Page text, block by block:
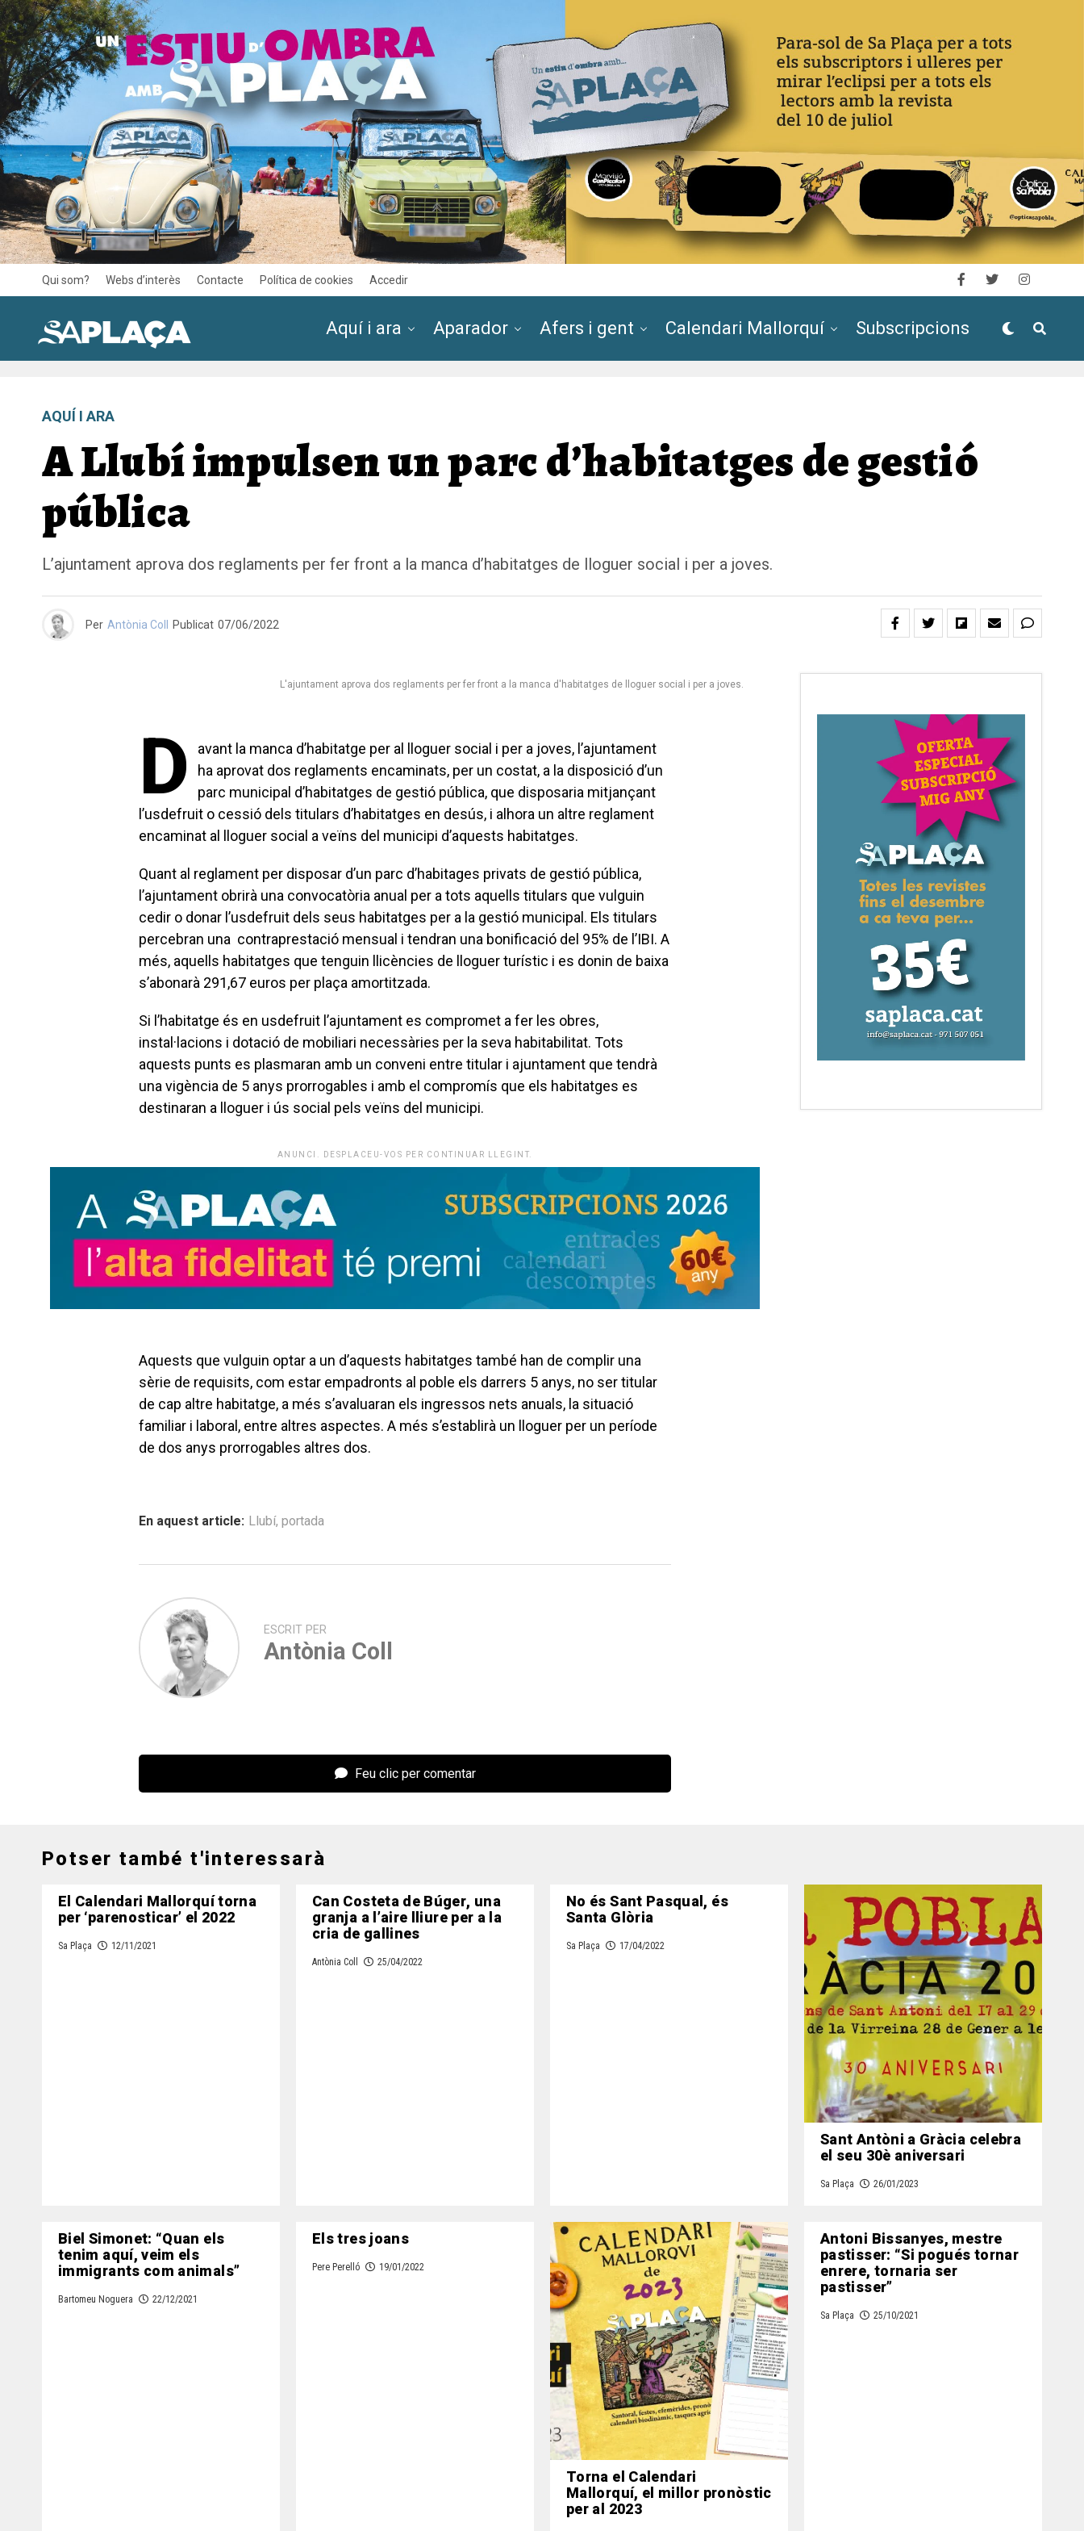
Qui som? Webs d’interès Contacte Política de cookies Accedir
Aquí i ara Aparador Afers i gent Calendari Mallorquí Subscripcions
AQUÍ I ARA
A Llubí impulsen un parc d’habitatges de gestió
pública
L’ajuntament aprova dos reglaments per fer front a la manca d’habitatges de lloguer social i per a joves.
Per Antònia Coll Publicat 07/06/2022
L'ajuntament aprova dos reglaments per fer front a la manca d'habitatges de lloguer social i per a joves.
D
avant la manca d’habitatge per al lloguer social i per a joves, l’ajuntament
ha aprovat dos reglaments encaminats, per un costat, a la disposició d’un
parc municipal d’habitatges de gestió pública, que disposaria mitjançant
l’usdefruit o cessió dels titulars d’habitatges en desús, i alhora un altre reglament
encaminat al lloguer social a veïns del municipi d’aquests habitatges.
Quant al reglament per disposar d’un parc d’habitages privats de gestió pública,
l’ajuntament obrirà una convocatòria anual per a tots aquells titulars que vulguin
cedir o donar l’usdefruit dels seus habitatges per a la gestió municipal. Els titulars
percebran una contraprestació mensual i tendran una bonificació del 95% de l’IBI. A
més, aquells habitatges que tenguin llicències de lloguer turístic i es donin de baixa
s’abonarà 291,67 euros per plaça amortitzada.
Si l’habitatge és en usdefruit l’ajuntament es compromet a fer les obres,
instal·lacions i dotació de mobiliari necessàries per la seva habitabilitat. Tots
aquests punts es plasmaran amb un conveni entre titular i ajuntament que tendrà
una vigència de 5 anys prorrogables i amb el compromís que els habitatges es
destinaran a lloguer i ús social pels veïns del municipi.
ANUNCI. DESPLACEU-VOS PER CONTINUAR LLEGINT.
Aquests que vulguin optar a un d’aquests habitatges també han de complir una
sèrie de requisits, com estar empadronts al poble els darrers 5 anys, no ser titular
de cap altre habitatge, a més s’avaluaran els ingressos nets anuals, la situació
familiar i laboral, entre altres aspectes. A més s’establirà un lloguer per un període
de dos anys prorrogables altres dos.
En aquest article: Llubí, portada
ESCRIT PER
Antònia Coll
Feu clic per comentar
Potser també t'interessarà
El Calendari Mallorquí torna
per ‘parenosticar’ el 2022
Sa Plaça 12/11/2021
Can Costeta de Búger, una
granja a l’aire lliure per a la
cria de gallines
Antònia Coll 25/04/2022
No és Sant Pasqual, és
Santa Glòria
Sa Plaça 17/04/2022
Sant Antòni a Gràcia celebra
el seu 30è aniversari
Sa Plaça 26/01/2023
Biel Simonet: “Quan els
tenim aquí, veim els
immigrants com animals”
Bartomeu Noguera 22/12/2021
Els tres joans
Pere Perelló 19/01/2022
Torna el Calendari
Mallorquí, el millor pronòstic
per al 2023
Antoni Bissanyes, mestre
pastisser: “Si pogués tornar
enrere, tornaria ser
pastisser”
Sa Plaça 25/10/2021